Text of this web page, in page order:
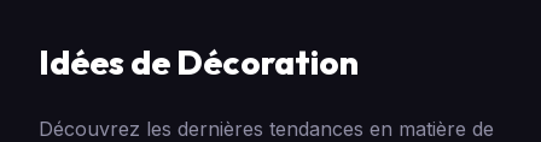
Idées de Décoration
Découvrez les dernières tendances en matière de